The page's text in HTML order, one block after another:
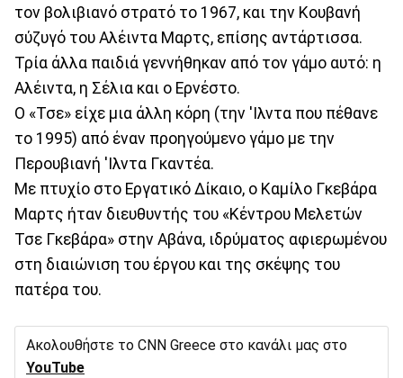
τον βολιβιανό στρατό το 1967, και την Κουβανή
σύζυγό του Αλέιντα Μαρτς, επίσης αντάρτισσα.
Τρία άλλα παιδιά γεννήθηκαν από τον γάμο αυτό: η
Αλέιντα, η Σέλια και ο Ερνέστο.
Ο «Τσε» είχε μια άλλη κόρη (την 'Ιλντα που πέθανε
το 1995) από έναν προηγούμενο γάμο με την
Περουβιανή 'Ιλντα Γκαντέα.
Με πτυχίο στο Εργατικό Δίκαιο, ο Καμίλο Γκεβάρα
Μαρτς ήταν διευθυντής του «Κέντρου Μελετών
Τσε Γκεβάρα» στην Αβάνα, ιδρύματος αφιερωμένου
στη διαιώνιση του έργου και της σκέψης του
πατέρα του.
Ακολουθήστε το CNN Greece στο κανάλι μας στο
YouTube